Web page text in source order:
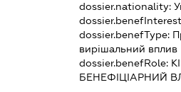
dossier.nationality:
dossier.benefType:
вирішальний вплив
dossier.benefRole:
БЕНЕФІЦІАРНИЙ